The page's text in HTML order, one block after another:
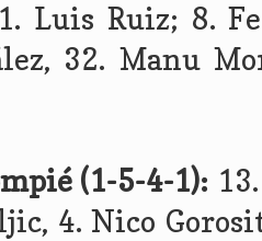
Luis Ruiz; 8.
32. Manu
(1-5-4-1):
4. Nico